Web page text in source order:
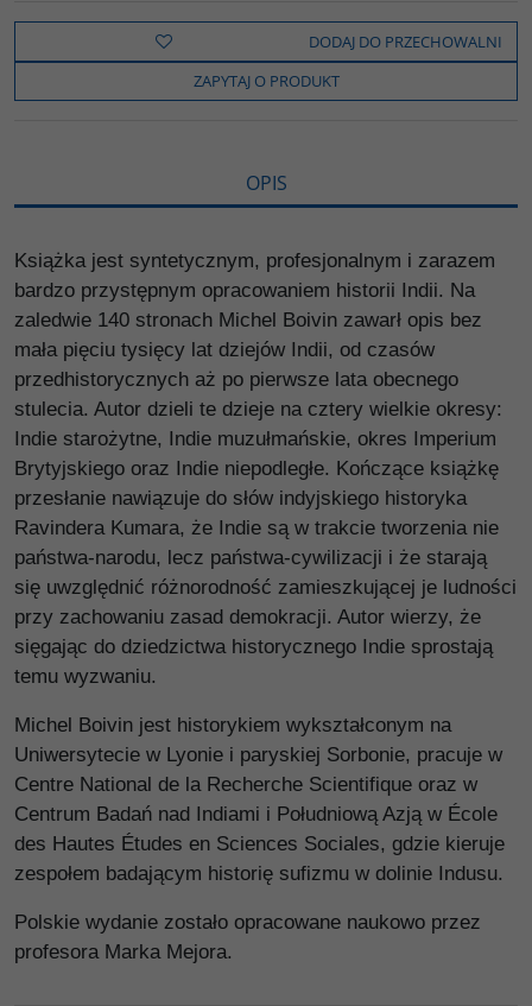
e
o
k
t
t
e
o
y
i
n
k
z
e
l
s
DODAJ DO PRZECHOWALNI
ZAPYTAJ O PRODUKT
OPIS
Książka jest syntetycznym, profesjonalnym i zarazem
bardzo przystępnym opracowaniem historii Indii. Na
zaledwie 140 stronach Michel Boivin zawarł opis bez
mała pięciu tysięcy lat dziejów Indii, od czasów
przedhistorycznych aż po pierwsze lata obecnego
stulecia. Autor dzieli te dzieje na cztery wielkie okresy:
Indie starożytne, Indie muzułmańskie, okres Imperium
Brytyjskiego oraz Indie niepodległe. Kończące książkę
przesłanie nawiązuje do słów indyjskiego historyka
Ravindera Kumara, że Indie są w trakcie tworzenia nie
państwa-narodu, lecz państwa-cywilizacji i że starają
się uwzględnić różnorodność zamieszkującej je ludności
przy zachowaniu zasad demokracji. Autor wierzy, że
sięgając do dziedzictwa historycznego Indie sprostają
temu wyzwaniu.
Michel Boivin jest historykiem wykształconym na
Uniwersytecie w Lyonie i paryskiej Sorbonie, pracuje w
Centre National de la Recherche Scientifique oraz w
Centrum Badań nad Indiami i Południową Azją w École
des Hautes Études en Sciences Sociales, gdzie kieruje
zespołem badającym historię sufizmu w dolinie Indusu.
Polskie wydanie zostało opracowane naukowo przez
profesora Marka Mejora.